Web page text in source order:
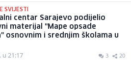
SVIJESTI
centar Sarajevo podijelio
materijal "Mape opsade
osnovnim i srednjim školama u
u 21:17 3 20